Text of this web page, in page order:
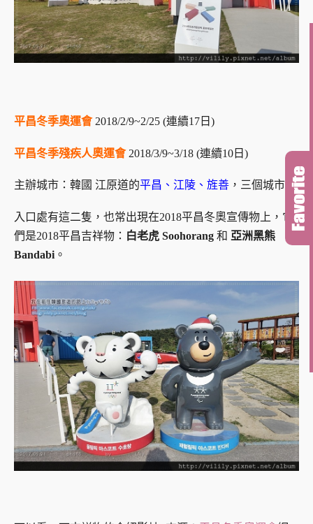
平昌冬季奧運會2018/2/9~2/25 (連續17日)
平昌冬季殘疾人奧運會2018/3/9~3/18 (連續10日)
主辦城市：韓國 江原道的平昌、江陵、旌善 ，三個城市
入口處有這二隻，也常出現在2018平昌冬奧宣傳物上，它
們是2018平昌吉祥物： 白老虎 Soohorang 和 亞洲黑熊
Bandabi 。